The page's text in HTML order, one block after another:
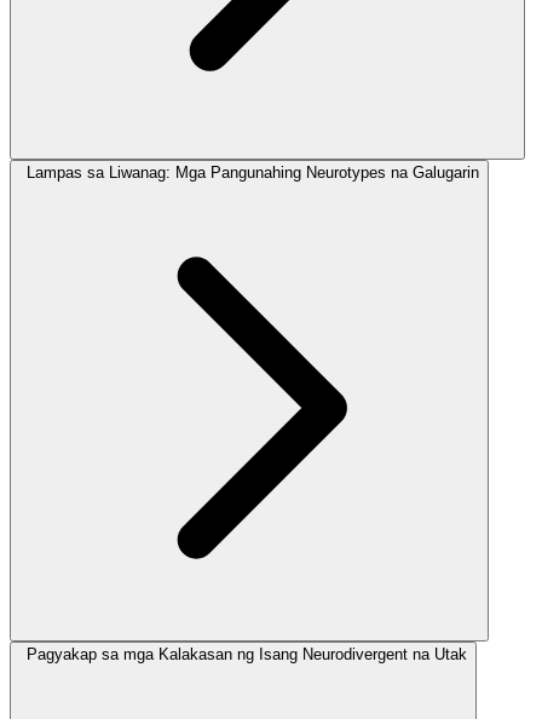
Lampas sa Liwanag: Mga Pangunahing Neurotypes na Galugarin
Pagyakap sa mga Kalakasan ng Isang Neurodivergent na Utak